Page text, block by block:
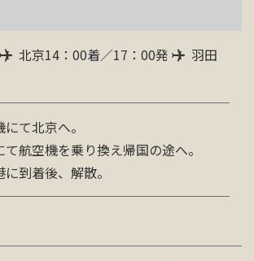
北京14：00着／17：00発
羽田
て北京へ。
航空機を乗り換え帰国の途へ。
到着後、解散。